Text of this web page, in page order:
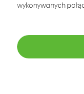
wykonywanych